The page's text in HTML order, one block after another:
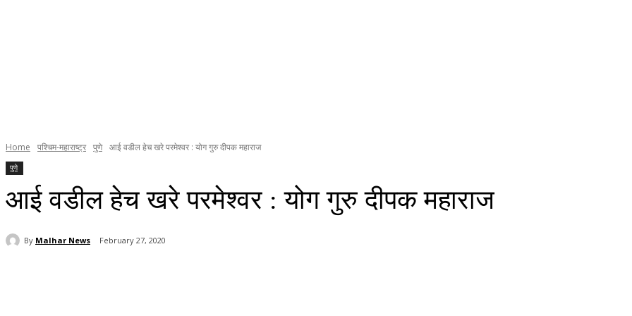
Home पश्चिम-महाराष्ट्र पुणे आई वडील हेच खरे परमेश्वर : योग गुरु दीपक महाराज
पुणे
आई वडील हेच खरे परमेश्वर : योग गुरु दीपक महाराज
By Malhar News February 27, 2020